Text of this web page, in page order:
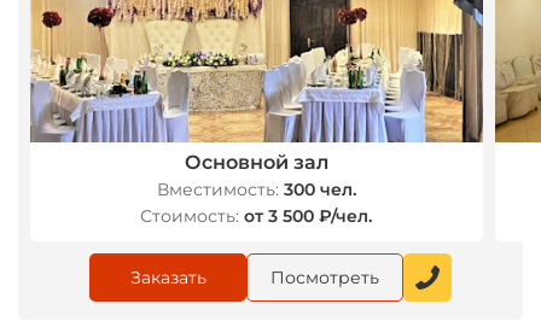
Основной зал
Вместимость: 300 чел.
Стоимость: от 3 500 ₽/чел.
Заказать Посмотреть
*